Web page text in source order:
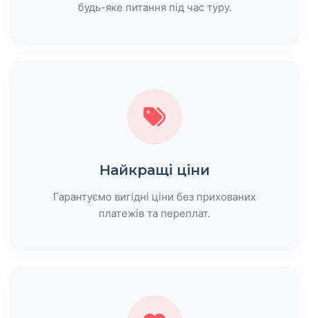
будь-яке питання під час туру.
Найкращі ціни
Гарантуємо вигідні ціни без прихованих
платежів та переплат.